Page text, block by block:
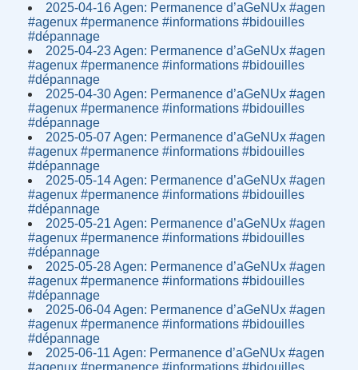
2025-04-16 Agen: Permanence d’aGeNUx #agen
#agenux #permanence #informations #bidouilles
#dépannage
2025-04-23 Agen: Permanence d’aGeNUx #agen
#agenux #permanence #informations #bidouilles
#dépannage
2025-04-30 Agen: Permanence d’aGeNUx #agen
#agenux #permanence #informations #bidouilles
#dépannage
2025-05-07 Agen: Permanence d’aGeNUx #agen
#agenux #permanence #informations #bidouilles
#dépannage
2025-05-14 Agen: Permanence d’aGeNUx #agen
#agenux #permanence #informations #bidouilles
#dépannage
2025-05-21 Agen: Permanence d’aGeNUx #agen
#agenux #permanence #informations #bidouilles
#dépannage
2025-05-28 Agen: Permanence d’aGeNUx #agen
#agenux #permanence #informations #bidouilles
#dépannage
2025-06-04 Agen: Permanence d’aGeNUx #agen
#agenux #permanence #informations #bidouilles
#dépannage
2025-06-11 Agen: Permanence d’aGeNUx #agen